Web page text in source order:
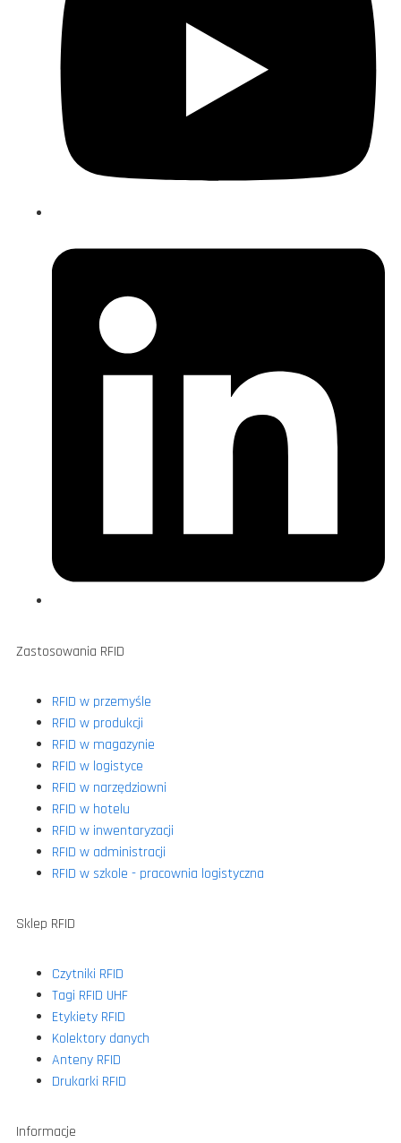
Zastosowania RFID
RFID w przemyśle
RFID w produkcji
RFID w magazynie
RFID w logistyce
RFID w narzędziowni
RFID w hotelu
RFID w inwentaryzacji
RFID w administracji
RFID w szkole - pracownia logistyczna
Sklep RFID
Czytniki RFID
Tagi RFID UHF
Etykiety RFID
Kolektory danych
Anteny RFID
Drukarki RFID
Informacje